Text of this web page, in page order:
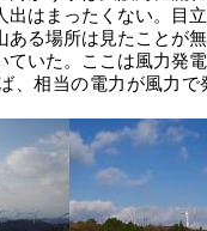
出はまったくない。目
ある場所は見たことが
ていた。ここは風力発
、相当の電力が風力